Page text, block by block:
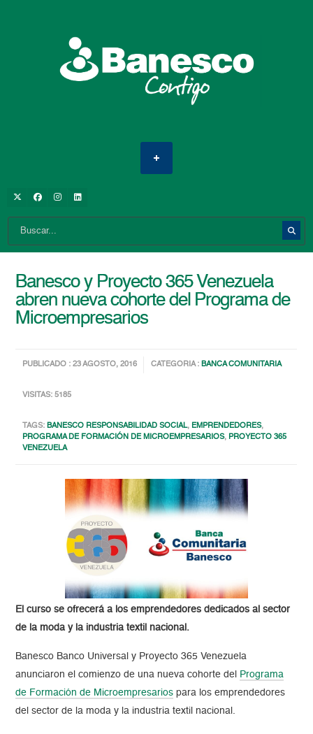
Banesco y Proyecto 365 Venezuela
abren nueva cohorte del Programa de
Microempresarios
PUBLICADO : 23 AGOSTO, 2016 CATEGORIA :BANCA COMUNITARIA
VISITAS: 5185
TAGS:BANESCO RESPONSABILIDAD SOCIAL, EMPRENDEDORES,
PROGRAMA DE FORMACIÓN DE MICROEMPRESARIOS, PROYECTO 365
VENEZUELA
El curso se ofrecerá a los emprendedores dedicados al sector
de la moda y la industria textil nacional.
Banesco Banco Universal y Proyecto 365 Venezuela
anunciaron el comienzo de una nueva cohorte del
Programa
de Formación de Microempresarios para los emprendedores
del sector de la moda y la industria textil nacional.